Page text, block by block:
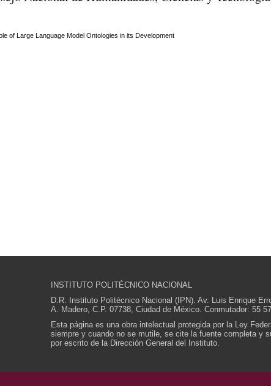
of Large Language Model Ontologies in its Development
INSTITUTO POLITÉCNICO NACIONAL
D.R. Instituto Politécnico Nacional (IPN). Av. Luis Enrique
A. Madero, C.P. 07738, Ciudad de México. Conmutador: 55
Esta página es una obra intelectual protegida por la Ley
siempre y cuando no se mutile, se cite la fuente completa y
por escrito de la Dirección General del Instituto.